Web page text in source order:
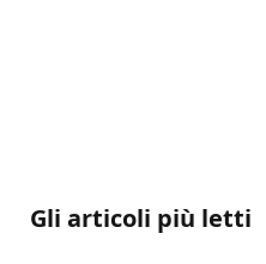
Gli articoli più letti